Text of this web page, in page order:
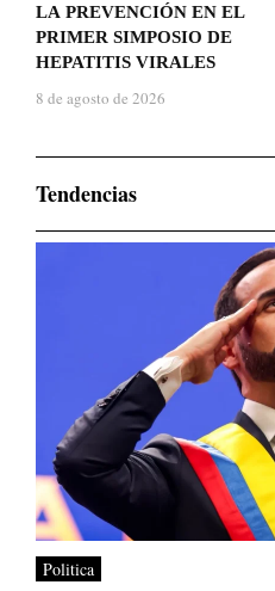
LA PREVENCIÓN EN EL
PRIMER SIMPOSIO DE
HEPATITIS VIRALES
8 de agosto de 2026
Tendencias
Politica